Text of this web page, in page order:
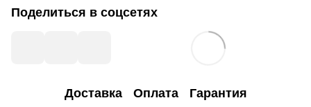
Поделиться в соцсетях
Доставка Оплата Гарантия